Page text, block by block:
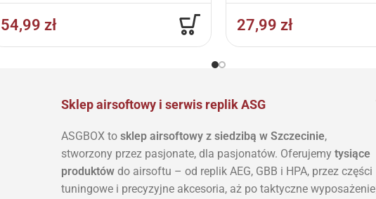
54,99 zł 27,99 zł
Sklep airsoftowy i serwis replik ASG
ASGBOX to sklep airsoftowy z siedzibą w Szczecinie,
stworzony przez pasjonate, dla pasjonatów. Oferujemy tysiące
produktów do airsoftu – od replik AEG, GBB i HPA, przez części
tuningowe i precyzyjne akcesoria, aż po taktyczne wyposażenie